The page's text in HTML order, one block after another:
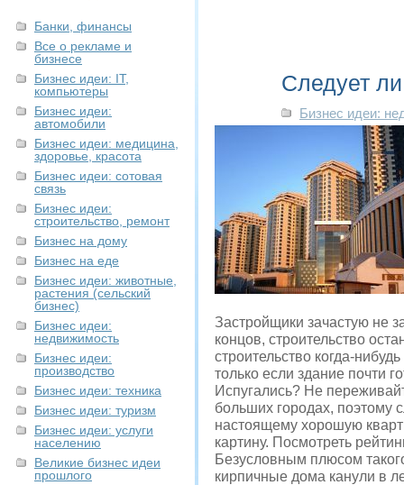
Банки, финансы
Все о рекламе и
бизнесе
Бизнес идеи: IT,
компьютеры
Бизнес идеи:
автомобили
Бизнес идеи: медицина,
здоровье, красота
Бизнес идеи: сотовая
связь
Бизнес идеи:
строительство, ремонт
Бизнес на дому
Бизнес на еде
Бизнес идеи: животные,
растения (сельский
бизнес)
Бизнес идеи:
недвижимость
Бизнес идеи:
производство
Бизнес идеи: техника
Бизнес идеи: туризм
Бизнес идеи: услуги
населению
Великие бизнес идеи
прошлого
Следует
Бизнес идеи:
Застройщики зачастую не
концов, строительство
строительство когда-
только если здание почти
Испугались? Не
больших городах, поэтому
настоящему хорошую
картину. Посмотреть
Безусловным плюсом
кирпичные дома канули в